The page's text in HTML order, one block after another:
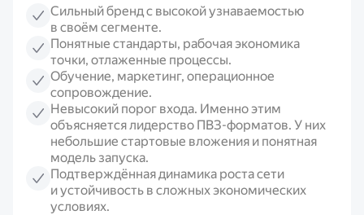
Сильный бренд с высокой узнаваемостью
в своём сегменте.
Понятные стандарты, рабочая экономика
точки, отлаженные процессы.
Обучение, маркетинг, операционное
сопровождение.
Невысокий порог входа. Именно этим
объясняется лидерство ПВЗ-форматов. У них
небольшие стартовые вложения и понятная
модель запуска.
Подтверждённая динамика роста сети
и устойчивость в сложных экономических
условиях.